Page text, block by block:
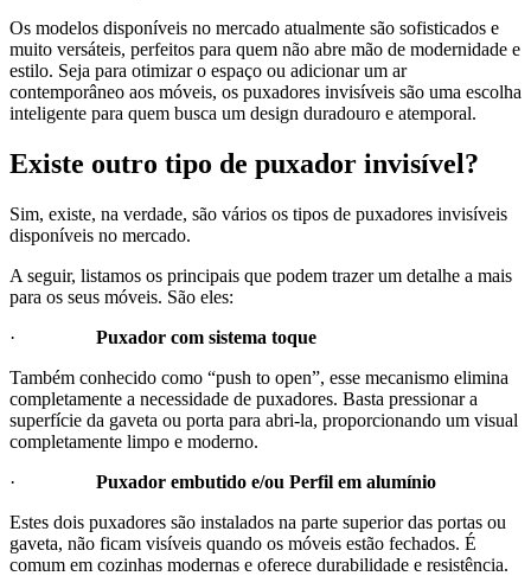
Os modelos disponíveis no mercado atualmente são sofisticados e
muito versáteis, perfeitos para quem não abre mão de modernidade e
estilo. Seja para otimizar o espaço ou adicionar um ar
contemporâneo aos móveis, os puxadores invisíveis são uma escolha
inteligente para quem busca um design duradouro e atemporal.
Existe outro tipo de puxador invisível?
Sim, existe, na verdade, são vários os tipos de puxadores invisíveis
disponíveis no mercado.
A seguir, listamos os principais que podem trazer um detalhe a mais
para os seus móveis. São eles:
·
Puxador com sistema toque
Também conhecido como “push to open”, esse mecanismo elimina
completamente a necessidade de puxadores. Basta pressionar a
superfície da gaveta ou porta para abri-la, proporcionando um visual
completamente limpo e moderno.
·
Puxador embutido e/ou Perfil em alumínio
Estes dois puxadores são instalados na parte superior das portas ou
gaveta, não ficam visíveis quando os móveis estão fechados. É
comum em cozinhas modernas e oferece durabilidade e resistência.